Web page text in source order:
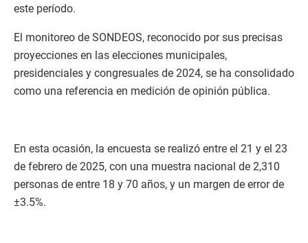
este período.
El monitoreo de SONDEOS, reconocido por sus precisas
proyecciones en las elecciones municipales,
presidenciales y congresuales de 2024, se ha consolidado
como una referencia en medición de opinión pública.
En esta ocasión, la encuesta se realizó entre el 21 y el 23
de febrero de 2025, con una muestra nacional de 2,310
personas de entre 18 y 70 años, y un margen de error de
±3.5%.